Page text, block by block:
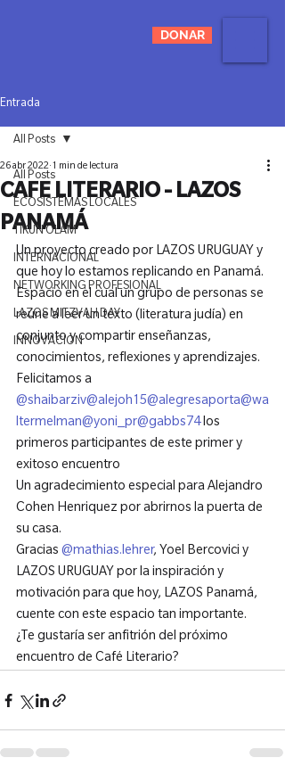
DONAR
Entrada
All Posts
ECOSISTEMAS LOCALES
TIKUN OLAM
INTERNACIONAL
NETWORKING PROFESIONAL
LAZOS MITZVAH DAY
INNOVACIÓN
All Posts
CAFE LITERARIO - LAZOS
PANAMÁ
26 abr 2022 1 min de lectura
Un proyecto creado por LAZOS URUGUAY y
que hoy lo estamos replicando en Panamá.
Espacio en el cual un grupo de personas se
reúne a leer un texto (literatura judía) en
conjunto y compartir enseñanzas,
conocimientos, reflexiones y aprendizajes.
Felicitamos a
@shaibarziv@alejoh15@alegresaporta@wa
ltermelman@yoni_pr@gabbs74 los
primeros participantes de este primer y
exitoso encuentro
Un agradecimiento especial para Alejandro
Cohen Henriquez por abrirnos la puerta de
su casa.
Gracias @mathias.lehrer, Yoel Bercovici y
LAZOS URUGUAY por la inspiración y
motivación para que hoy, LAZOS Panamá,
cuente con este espacio tan importante.
¿Te gustaría ser anfitrión del próximo
encuentro de Café Literario?